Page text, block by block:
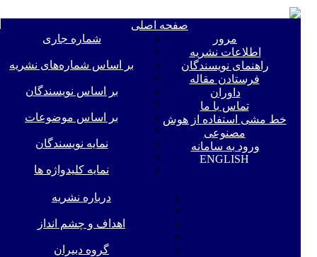
صفحه اصلی
مرور
شماره جاری
بر اساس شماره‌های نشریه
بر اساس نویسندگان
بر اساس موضوعات
نمایه نویسندگان
نمایه کلیدواژه ها
اطلاعات نشریه
درباره نشریه
اهداف و چشم انداز
گروه دبیران
راهنمای نویسندگان
فرستادن مقاله
داوران
تماس با ما
خط مشی استفاده از هوش
مصنوعی
ورود به سامانه
ENGLISH